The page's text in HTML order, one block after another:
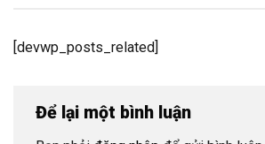
[devwp_posts_related]
Để lại một bình luận